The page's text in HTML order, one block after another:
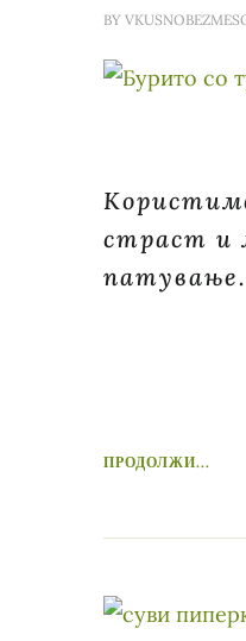
BY
страст и
ПРОДОЛЖИ...